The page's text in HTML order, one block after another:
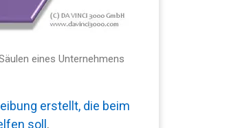
eines Unternehmens
erstellt, die beim
soll .